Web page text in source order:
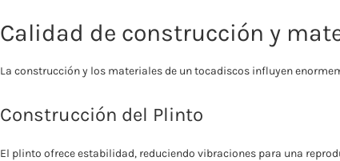
Calidad de construcción y
La construcción y los materiales de un tocadiscos influyen
Construcción del Plinto
El plinto ofrece estabilidad, reduciendo vibraciones para una